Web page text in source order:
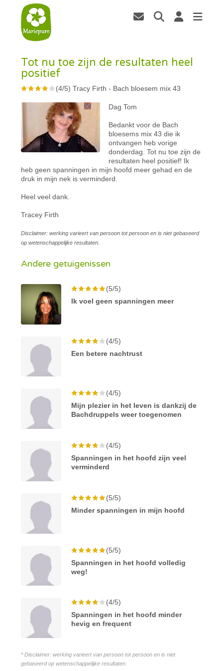
Tot nu toe zijn de resultaten heel
positief
(4/5)Tracy Firth - Bach bloesem mix 43
Dag Tom
Bedankt voor de Bach
bloesems mix 43 die ik
ontvangen heb vorige
donderdag. Tot nu toe zijn de
resultaten heel positief! Ik
heb geen spanningen in mijn hoofd meer gehad en de
druk in mijn nek is verminderd.
Heel veel dank.
Tracey Firth
Disclaimer: werking varieert van persoon tot persoon en is niet gebaseerd
op wetenschappelijke resultaten.
Andere getuigenissen
(5/5)
Ik voel geen spanningen meer
(4/5)
Een betere nachtrust
(4/5)
Mijn plezier in het leven is dankzij de
Bachdruppels weer toegenomen
(4/5)
Spanningen in het hoofd zijn veel
verminderd
(5/5)
Minder spanningen in mijn hoofd
(5/5)
Spanningen in het hoofd volledig
weg!
(4/5)
Spanningen in het hoofd minder
hevig en frequent
* Disclaimer: werking varieert van persoon tot persoon en is niet
gebaseerd op wetenschappelijke resultaten.